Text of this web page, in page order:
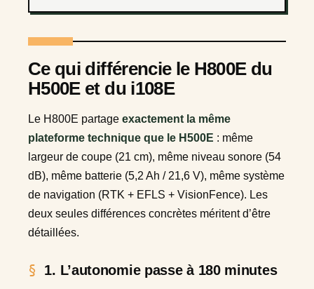
Ce qui différencie le H800E du
H500E et du i108E
Le H800E partage exactement la même
plateforme technique que le H500E : même
largeur de coupe (21 cm), même niveau sonore (54
dB), même batterie (5,2 Ah / 21,6 V), même système
de navigation (RTK + EFLS + VisionFence). Les
deux seules différences concrètes méritent d’être
détaillées.
1. L’autonomie passe à 180 minutes